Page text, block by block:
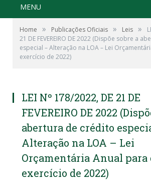
MENU
Home » Publicações Oficiais » Leis »
21 DE FEVEREIRO DE 2022 (Dispõe sobre a
especial – Alteração na LOA – Lei
exercício de 2022)
LEI Nº 178/2022, DE 21 DE
FEVEREIRO DE 2022
abertura de crédito
Alteração na LOA – Lei
Orçamentária Anual para
exercício de 2022)